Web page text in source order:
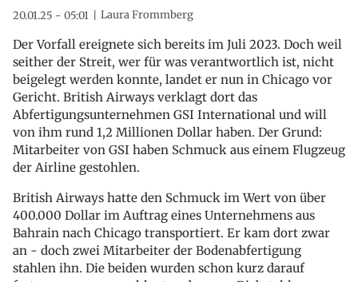
20.01.25 - 05:01 Laura Frommberg
Der Vorfall ereignete sich bereits im Juli 2023. Doch weil
seither der Streit, wer für was verantwortlich ist, nicht
beigelegt werden konnte, landet er nun in Chicago vor
Gericht. British Airways verklagt dort das
Abfertigungsunternehmen GSI International und will
von ihm rund 1,2 Millionen Dollar haben. Der Grund:
Mitarbeiter von GSI haben Schmuck aus einem Flugzeug
der Airline gestohlen.
British Airways hatte den Schmuck im Wert von über
400.000 Dollar im Auftrag eines Unternehmens aus
Bahrain nach Chicago transportiert. Er kam dort zwar
an - doch zwei Mitarbeiter der Bodenabfertigung
stahlen ihn. Die beiden wurden schon kurz darauf